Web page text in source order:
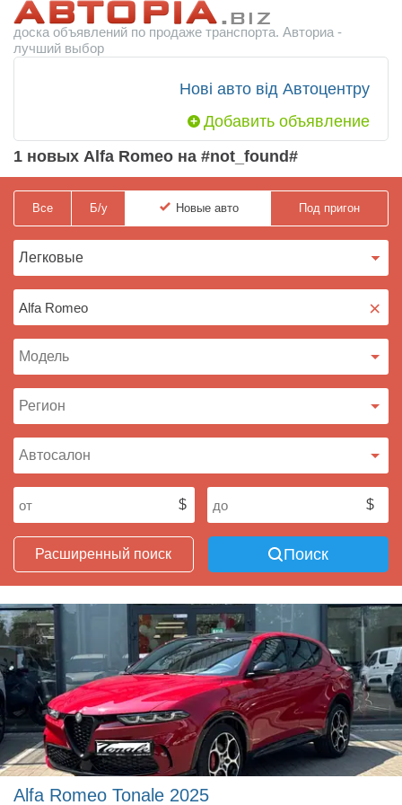
доска объявлений по продаже транспорта. Авториа -
лучший выбор
Нові авто від Автоцентру
Добавить объявление
1 новых Alfa Romeo на #not_found#
Все Б/у Новые авто Под пригон
×
Расширенный поиск Поиск
Alfa Romeo Tonale 2025